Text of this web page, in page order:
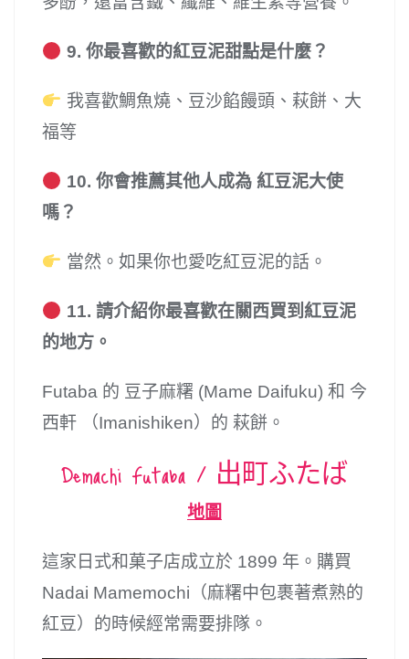
9. 你最喜歡的紅豆泥甜點是什麼？
我喜歡鯛魚燒、豆沙餡饅頭、萩餅、大
福等
10. 你會推薦其他人成為 紅豆泥大使
嗎？
當然。如果你也愛吃紅豆泥的話。
11. 請介紹你最喜歡在關西買到紅豆泥
的地方。
Futaba 的 豆子麻糬 (Mame Daifuku) 和 今
西軒 （Imanishiken）的 萩餅。
Demachi Futaba / 出町ふたば
地圖
這家日式和菓子店成立於 1899 年。購買
Nadai Mamemochi（麻糬中包裹著煮熟的
紅豆）的時候經常需要排隊。